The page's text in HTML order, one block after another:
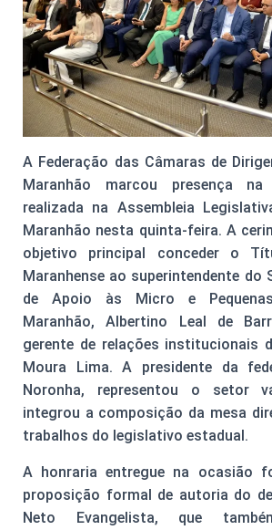
A Federação das Câmaras de
Maranhão marcou presença
realizada na Assembleia
Maranhão nesta quinta-feira. A
objetivo principal conceder o
Maranhense ao superintendente do
de Apoio às Micro e
Maranhão, Albertino Leal de
gerente de relações institucionais
Moura Lima. A presidente da
Noronha, representou o setor
integrou a composição da mesa
trabalhos do legislativo estadual.
A honraria entregue na ocasião
proposição formal de autoria do
Neto Evangelista, que